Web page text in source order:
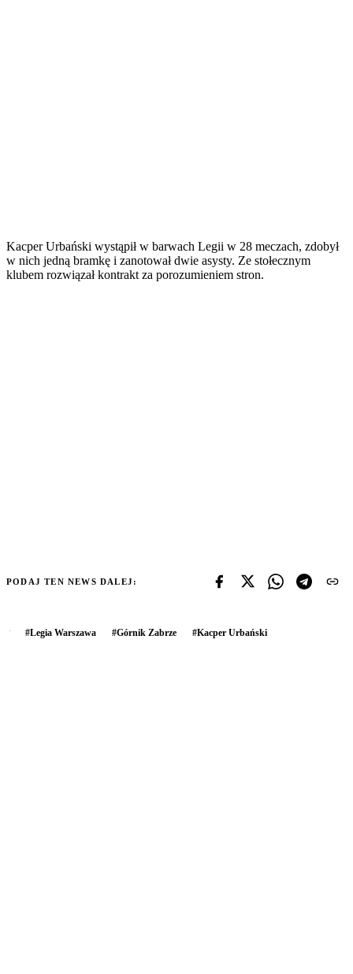
Kacper Urbański wystąpił w barwach Legii w 28 meczach, zdobył
w nich jedną bramkę i zanotował dwie asysty. Ze stołecznym
klubem rozwiązał kontrakt za porozumieniem stron.
PODAJ TEN NEWS DALEJ:
#Legia Warszawa #Górnik Zabrze #Kacper Urbański